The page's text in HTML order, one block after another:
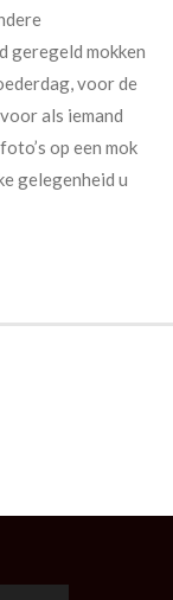
geregeld mokken
voor de
als iemand
op een mok
gelegenheid u